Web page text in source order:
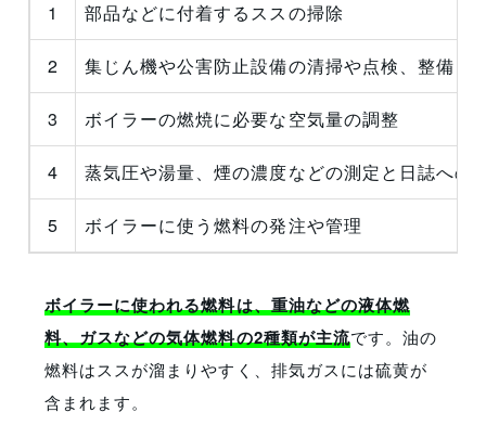
1 部品などに付着するススの掃除
2 集じん機や公害防止設備の清掃や点検、整備
3 ボイラーの燃焼に必要な空気量の調整
4 蒸気圧や湯量、煙の濃度などの測定と日誌への
5 ボイラーに使う燃料の発注や管理
ボイラーに使われる燃料は、重油などの液体燃
料、ガスなどの気体燃料の2種類が主流です。油の
燃料はススが溜まりやすく、排気ガスには硫黄が
含まれます。